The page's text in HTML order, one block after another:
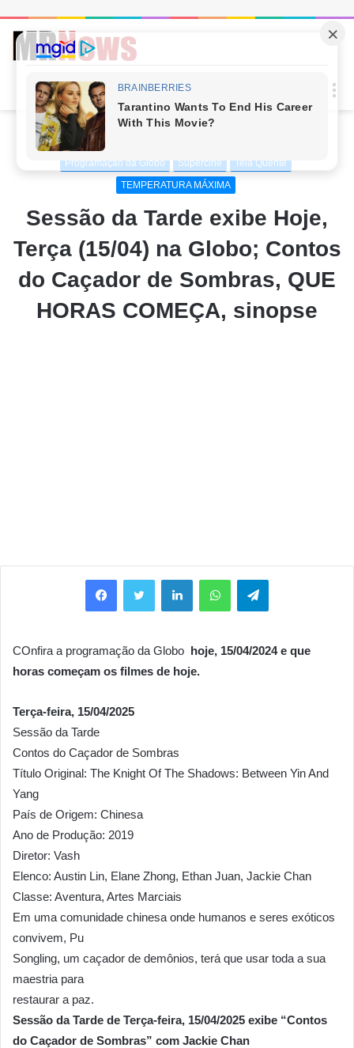
Início / ENTRETENIMENTO / Programação da Globo
Programação da Globo Supercine
Tela Quente
TEMPERATURA MÁXIMA
Sessão da Tarde exibe Hoje,
Terça (15/04) na Globo; Contos
do Caçador de Sombras, QUE
HORAS COMEÇA, sinopse
FacebookTwitter LinkedinWhatsAppTelegram
COnfira a programação da Globo hoje, 15/04/2024 e que
horas começam os filmes de hoje.
Terça-feira, 15/04/2025
Sessão da Tarde
Contos do Caçador de Sombras
Título Original: The Knight Of The Shadows: Between Yin And
Yang
País de Origem: Chinesa
Ano de Produção: 2019
Diretor: Vash
Elenco: Austin Lin, Elane Zhong, Ethan Juan, Jackie Chan
Classe: Aventura, Artes Marciais
Em uma comunidade chinesa onde humanos e seres exóticos
convivem, Pu
Songling, um caçador de demônios, terá que usar toda a sua
maestria para
restaurar a paz.
Sessão da Tarde de Terça-feira, 15/04/2025 exibe “Contos
do Caçador de Sombras” com Jackie Chan